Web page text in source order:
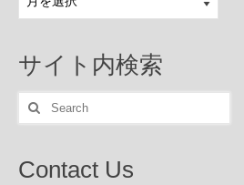
サイト内検索
Search
for:
Contact Us